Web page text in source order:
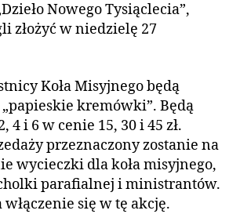
Nowego Tysiąclecia”,
złożyć w niedzielę 27
Koła Misyjnego będą
kremówki”. Będą
4 i 6 w cenie 15, 30 i 45 zł.
przeznaczony zostanie na
wycieczki dla koła misyjnego,
parafialnej i ministrantów.
się w tę akcję.